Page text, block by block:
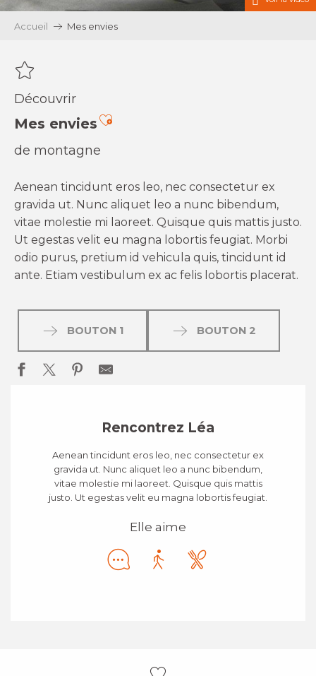
Accueil Mes envies
Découvrir
Mes enviesAjouter aux favoris
de montagne
Aenean tincidunt eros leo, nec consectetur ex
gravida ut. Nunc aliquet leo a nunc bibendum,
vitae molestie mi laoreet. Quisque quis mattis justo.
Ut egestas velit eu magna lobortis feugiat. Morbi
odio purus, pretium id vehicula quis, tincidunt id
ante. Etiam vestibulum ex ac felis lobortis placerat.
BOUTON 1 BOUTON 2
Rencontrez Léa
Aenean tincidunt eros leo, nec consectetur ex
gravida ut. Nunc aliquet leo a nunc bibendum,
vitae molestie mi laoreet. Quisque quis mattis
justo. Ut egestas velit eu magna lobortis feugiat.
Elle aime